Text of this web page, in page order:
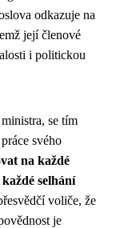
odkazuje na
její členové
i politickou
se tím
svého
na každé
selhání
voliče, že
je